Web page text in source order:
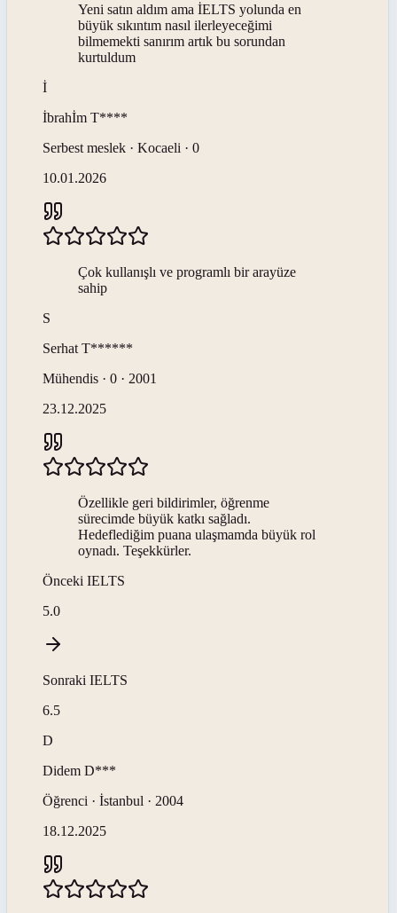
Yeni satın aldım ama İELTS yolunda en
büyük sıkıntım nasıl ilerleyeceğimi
bilmemekti sanırım artık bu sorundan
kurtuldum
İ
İbrahİm T****
Serbest meslek · Kocaeli · 0
10.01.2026
Çok kullanışlı ve programlı bir arayüze
sahip
S
Serhat T******
Mühendis · 0 · 2001
23.12.2025
Özellikle geri bildirimler, öğrenme
sürecimde büyük katkı sağladı.
Hedeflediğim puana ulaşmamda büyük rol
oynadı. Teşekkürler.
Önceki IELTS
5.0
Sonraki IELTS
6.5
D
Didem D***
Öğrenci · İstanbul · 2004
18.12.2025